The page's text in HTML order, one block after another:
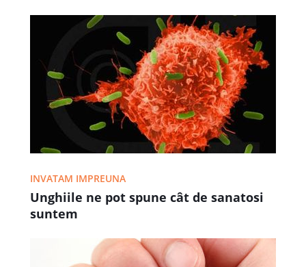
INVATAM IMPREUNA
Unghiile ne pot spune cât de sanatosi
suntem